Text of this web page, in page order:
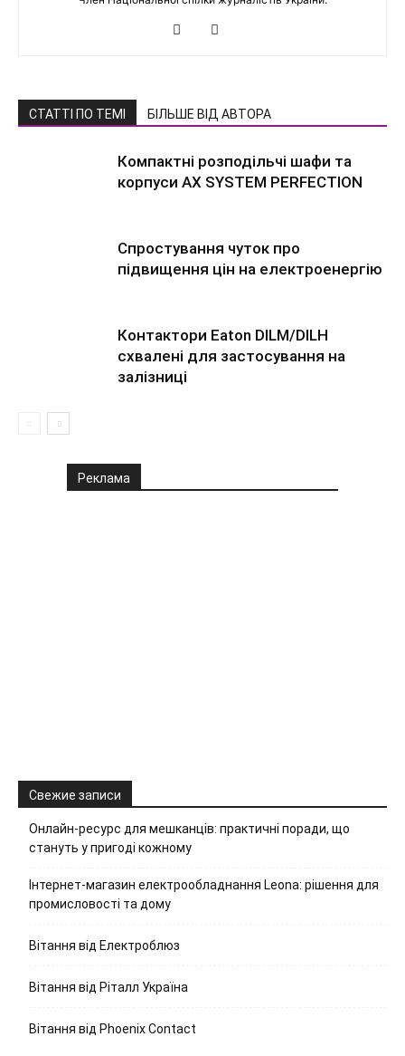
СТАТТІ ПО ТЕМІ БІЛЬШЕ ВІД АВТОРА
Компактні розподільчі шафи та
корпуси AX SYSTEM PERFECTION
Спростування чуток про
підвищення цін на електроенергію
Контактори Eaton DILM/DILH
схвалені для застосування на
залізниці
Реклама
Свежие записи
Онлайн-ресурс для мешканців: практичні поради, що
стануть у пригоді кожному
Інтернет-магазин електрообладнання Leona: рішення для
промисловості та дому
Вітання від Електроблюз
Вітання від Ріталл Україна
Вітання від Phoenix Contact